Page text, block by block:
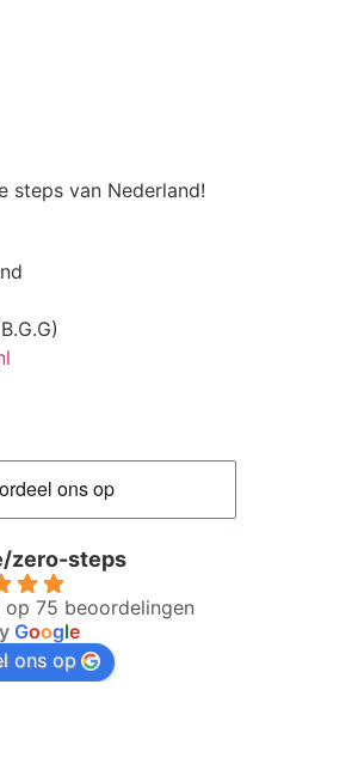
steps van Nederland!
zero-steps
op 75 beoordelingen
Google
ons op